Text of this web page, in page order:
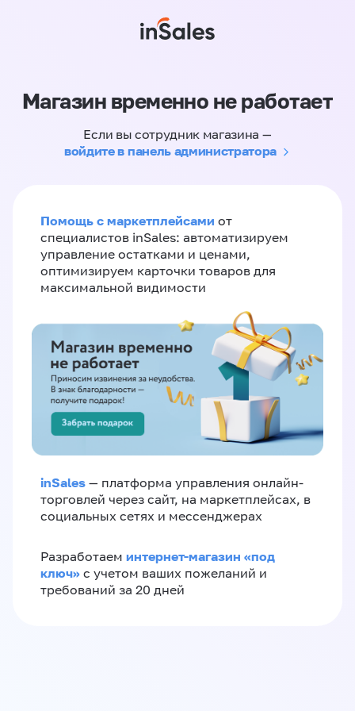
Магазин временно не работает
Если вы сотрудник магазина —
войдите в панель администратора
Помощь с маркетплейсами от
специалистов inSales: автоматизируем
управление остатками и ценами,
оптимизируем карточки товаров для
максимальной видимости
inSales — платформа управления онлайн-
торговлей через сайт, на маркетплейсах, в
социальных сетях и мессенджерах
Разработаем интернет-магазин «‎под
ключ»‎ с учетом ваших пожеланий и
требований за 20 дней